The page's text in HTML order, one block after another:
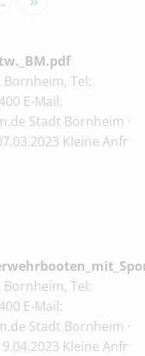
Tel:
E-Mail:
Stadt Bornheim ·
Kleine Anfr
Tel:
E-Mail:
Stadt Bornheim ·
Kleine Anfr